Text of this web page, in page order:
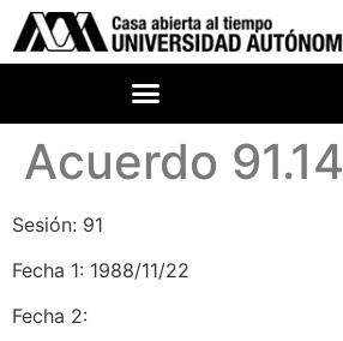
Acuerdo 91.14
Sesión: 91
Fecha 1: 1988/11/22
Fecha 2: